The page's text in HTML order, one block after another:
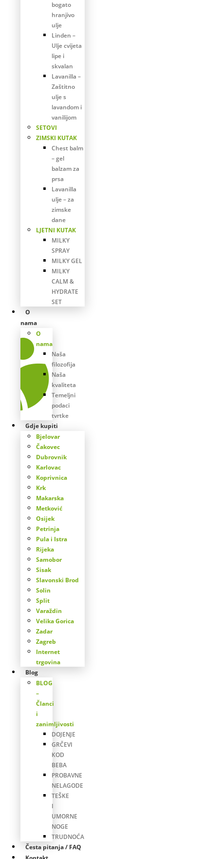
bogato
hranjivo
ulje
Linden –
Ulje cvijeta
lipe i
skvalan
Lavanilla –
Zaštitno
ulje s
lavandom i
vanilijom
SETOVI
ZIMSKI KUTAK
Chest balm
– gel
balzam za
prsa
Lavanilla
ulje – za
zimske
dane
LJETNI KUTAK
MILKY
SPRAY
MILKY GEL
MILKY
CALM &
HYDRATE
SET
O
nama
O
nama
Naša
filozofija
Naša
kvaliteta
Temeljni
podaci
tvrtke
Gdje kupiti
Bjelovar
Čakovec
Dubrovnik
Karlovac
Koprivnica
Krk
Makarska
Metković
Osijek
Petrinja
Pula i Istra
Rijeka
Samobor
Sisak
Slavonski Brod
Solin
Split
Varaždin
Velika Gorica
Zadar
Zagreb
Internet
trgovina
Blog
BLOG
–
Članci
i
zanimljivosti
DOJENJE
GRČEVI
KOD
BEBA
PROBAVNE
NELAGODE
TEŠKE
I
UMORNE
NOGE
TRUDNOĆA
Česta pitanja / FAQ